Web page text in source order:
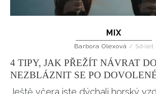
MIX
Barbora Olexová / Sdílet
4 TIPY, JAK PŘEŽÍT NÁVRAT
NEZBLÁZNIT SE PO
Ještě včera jste dýchali horský